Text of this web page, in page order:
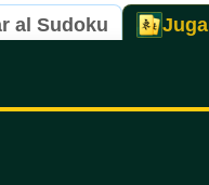
al Sudoku